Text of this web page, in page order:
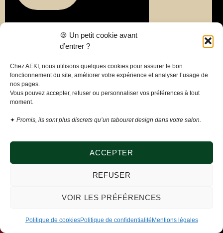
🍪 Un petit cookie avant
d’entrer ?
Chez AEKI, nous utilisons quelques cookies pour assurer le bon
fonctionnement du site, améliorer votre expérience et analyser l’usage de
nos pages.
Vous pouvez accepter, refuser ou personnaliser vos préférences à tout
moment.
✦ Promis, ils sont plus discrets qu’un tabouret design dans votre salon.
ACCEPTER
REFUSER
VOIR LES PRÉFÉRENCES
Politique de cookiesPolitique de confidentialité Mentions légales
Liens
utiles
confidentialité
Mentions
légales
générales de
cookies